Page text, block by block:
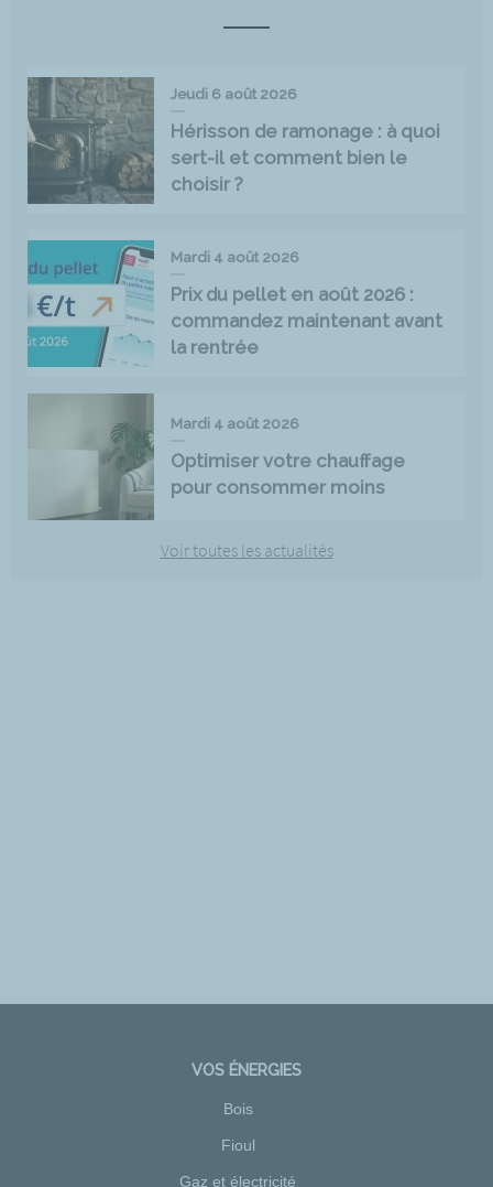
Jeudi 6 août 2026
Hérisson de ramonage : à quoi
sert-il et comment bien le
choisir ?
Mardi 4 août 2026
Prix du pellet en août 2026 :
commandez maintenant avant
la rentrée
Mardi 4 août 2026
Optimiser votre chauffage
pour consommer moins
Voir toutes les actualités
VOS ÉNERGIES
Bois
Fioul
Gaz et électricité